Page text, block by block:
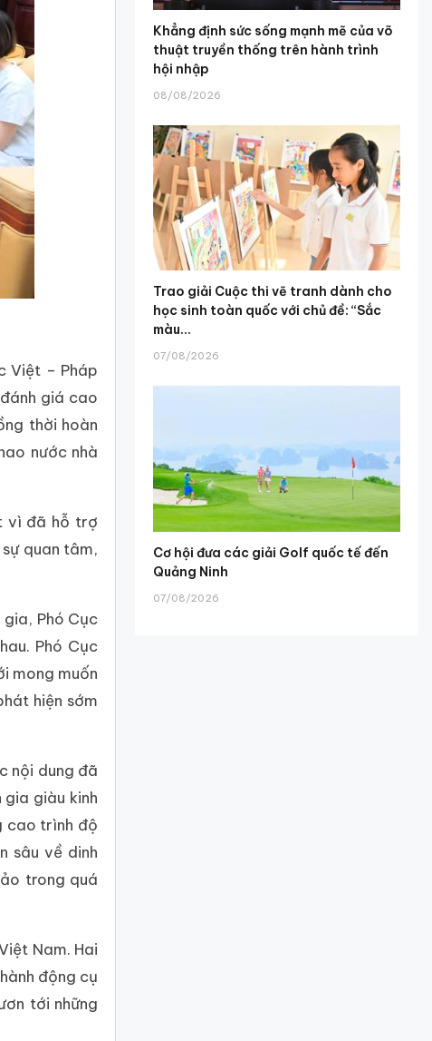
Việt – Pháp
giá cao
thời hoàn
nước nhà
vì đã hỗ trợ
quan tâm,
Phó Cục
Phó Cục
mong muốn
hiện sớm
nội dung đã
giàu kinh
cao trình độ
sâu về dinh
trong quá
Nam. Hai
động cụ
tới những
Khẳng định sức sống mạnh mẽ của võ
thuật truyền thống trên hành trình
hội nhập
08/08/2026
Trao giải Cuộc thi vẽ tranh dành cho
học sinh toàn quốc với chủ đề: “Sắc
màu...
07/08/2026
Cơ hội đưa các giải Golf quốc tế đến
Quảng Ninh
07/08/2026